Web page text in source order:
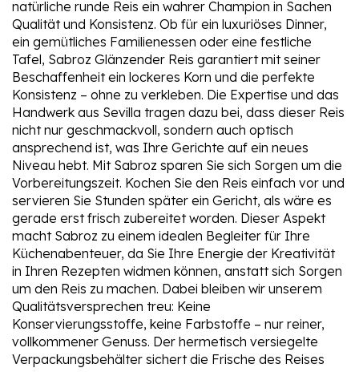
natürliche runde Reis ein wahrer Champion in Sachen
Qualität und Konsistenz. Ob für ein luxuriöses Dinner,
ein gemütliches Familienessen oder eine festliche
Tafel, Sabroz Glänzender Reis garantiert mit seiner
Beschaffenheit ein lockeres Korn und die perfekte
Konsistenz – ohne zu verkleben. Die Expertise und das
Handwerk aus Sevilla tragen dazu bei, dass dieser Reis
nicht nur geschmackvoll, sondern auch optisch
ansprechend ist, was Ihre Gerichte auf ein neues
Niveau hebt. Mit Sabroz sparen Sie sich Sorgen um die
Vorbereitungszeit. Kochen Sie den Reis einfach vor und
servieren Sie Stunden später ein Gericht, als wäre es
gerade erst frisch zubereitet worden. Dieser Aspekt
macht Sabroz zu einem idealen Begleiter für Ihre
Küchenabenteuer, da Sie Ihre Energie der Kreativität
in Ihren Rezepten widmen können, anstatt sich Sorgen
um den Reis zu machen. Dabei bleiben wir unserem
Qualitätsversprechen treu: Keine
Konservierungsstoffe, keine Farbstoffe – nur reiner,
vollkommener Genuss. Der hermetisch versiegelte
Verpackungsbehälter sichert die Frische des Reises